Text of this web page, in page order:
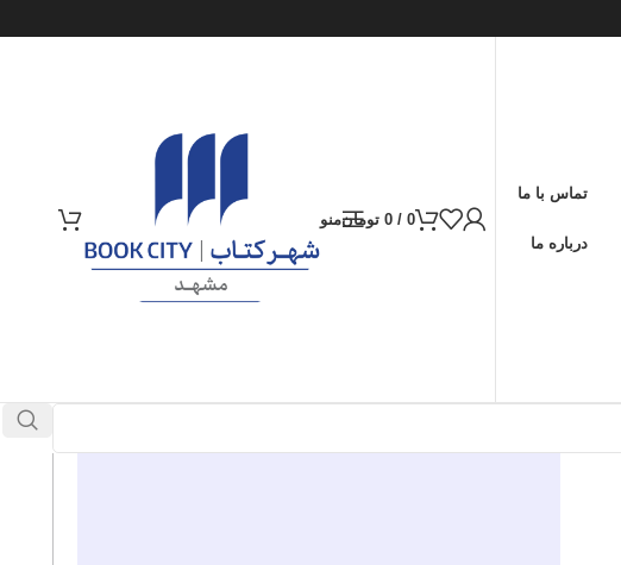
تماس با ما
درباره ما
0
/
0 تومانمنو